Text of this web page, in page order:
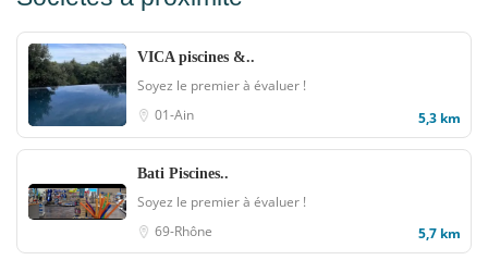
VICA piscines &..
Soyez le premier à évaluer !
01-Ain
5,3 km
Bati Piscines..
Soyez le premier à évaluer !
69-Rhône
5,7 km